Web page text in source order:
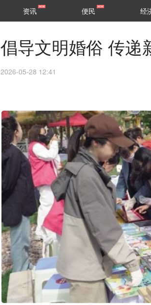
区县
资讯 便民 经
倡导文明婚俗 传递
2026-05-28 12:41